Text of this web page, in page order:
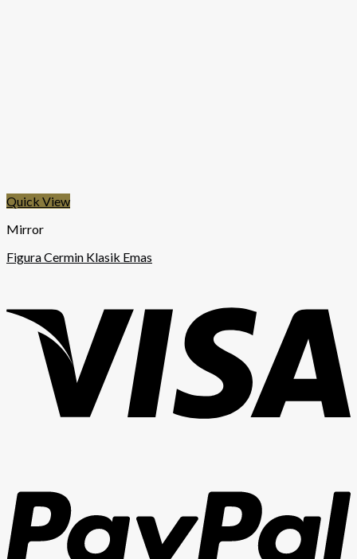
Quick View
Mirror
Figura Cermin Klasik Emas